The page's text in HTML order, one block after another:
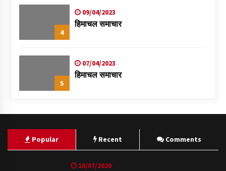
4
09/04/2023
हिमाचल समाचार
5
07/04/2023
हिमाचल समाचार
Popular Recent Comments
18/07/2020